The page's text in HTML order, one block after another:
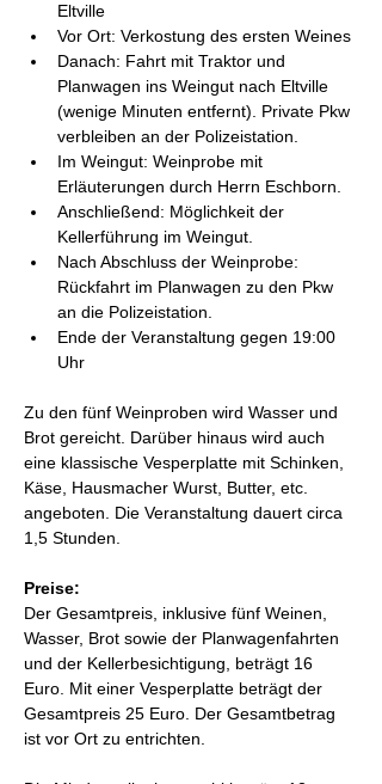
Eltville
Vor Ort: Verkostung des ersten Weines
Danach: Fahrt mit Traktor und
Planwagen ins Weingut nach Eltville
(wenige Minuten entfernt). Private Pkw
verbleiben an der Polizeistation.
Im Weingut: Weinprobe mit
Erläuterungen durch Herrn Eschborn.
Anschließend: Möglichkeit der
Kellerführung im Weingut.
Nach Abschluss der Weinprobe:
Rückfahrt im Planwagen zu den Pkw
an die Polizeistation.
Ende der Veranstaltung gegen 19:00
Uhr
Zu den fünf Weinproben wird Wasser und
Brot gereicht. Darüber hinaus wird auch
eine klassische Vesperplatte mit Schinken,
Käse, Hausmacher Wurst, Butter, etc.
angeboten. Die Veranstaltung dauert circa
1,5 Stunden.
Preise:
Der Gesamtpreis, inklusive fünf Weinen,
Wasser, Brot sowie der Planwagenfahrten
und der Kellerbesichtigung, beträgt 16
Euro. Mit einer Vesperplatte beträgt der
Gesamtpreis 25 Euro. Der Gesamtbetrag
ist vor Ort zu entrichten.